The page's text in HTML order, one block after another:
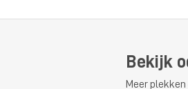
Bekijk
Meer